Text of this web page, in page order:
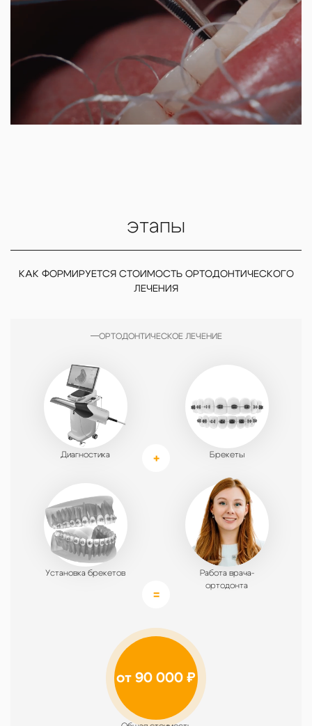
этапы
КАК ФОРМИРУЕТСЯ СТОИМОСТЬ ОРТОДОНТИЧЕСКОГО
ЛЕЧЕНИЯ
ОРТОДОНТИЧЕСКОЕ ЛЕЧЕНИЕ
Диагностика Брекеты
Установка брекетов
Работа врача-
ортодонта
от 90 000 ₽